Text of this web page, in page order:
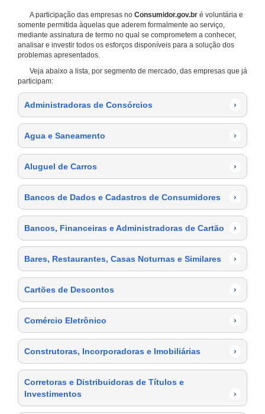
A participação das empresas no Consumidor.gov.br é voluntária e
somente permitida àquelas que aderem formalmente ao serviço,
mediante assinatura de termo no qual se comprometem a conhecer,
analisar e investir todos os esforços disponíveis para a solução dos
problemas apresentados.
Veja abaixo a lista, por segmento de mercado, das empresas que já
participam:
Administradoras de Consórcios ›
Agua e Saneamento ›
Aluguel de Carros ›
Bancos de Dados e Cadastros de Consumidores ›
Bancos, Financeiras e Administradoras de Cartão ›
Bares, Restaurantes, Casas Noturnas e Similares ›
Cartões de Descontos ›
Comércio Eletrônico ›
Construtoras, Incorporadoras e Imobiliárias ›
Corretoras e Distribuidoras de Títulos e
Investimentos
›